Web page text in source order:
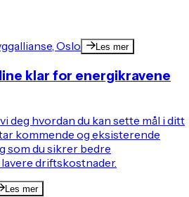
Oslo Les mer
klar for energikravene
deg hvordan du kan sette mål i ditt
kommende og eksisterende
som du sikrer bedre
driftskostnader.
Les mer